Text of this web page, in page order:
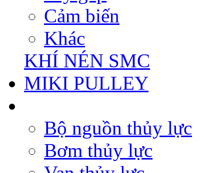
Cảm biến
Khác
KHÍ NÉN SMC
MIKI PULLEY
Bộ nguồn thủy lực
Bơm thủy lực